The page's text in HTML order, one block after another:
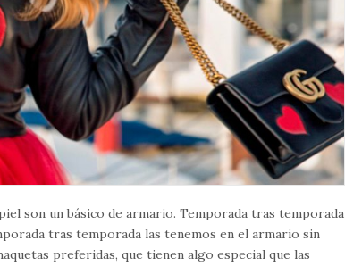
son un básico de armario. Temporada tras temporada
tras temporada las tenemos en el armario sin
preferidas, que tienen algo especial que las